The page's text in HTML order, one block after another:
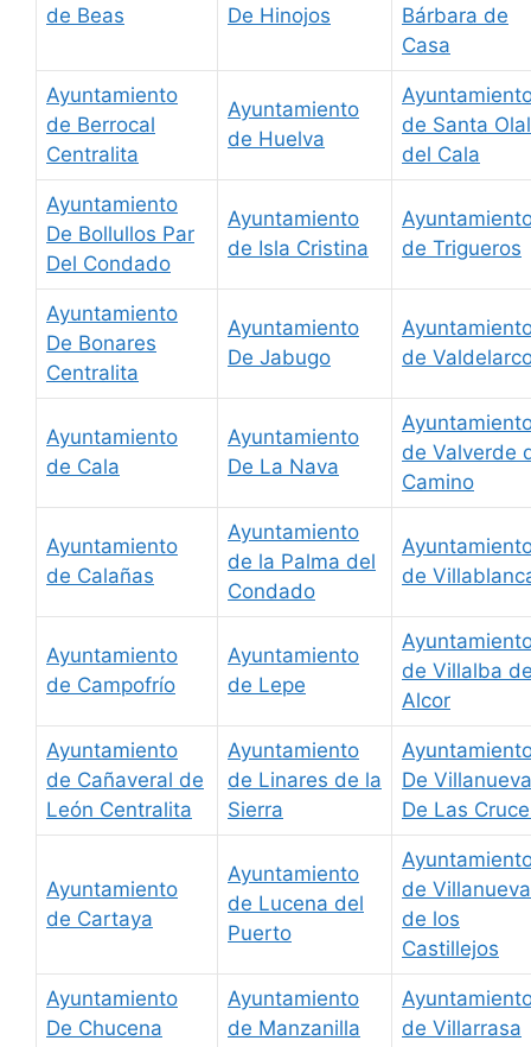
de Beas
De Hinojos
Bárbara de
Casa
Ayuntamiento
de Berrocal
Centralita
Ayuntamiento
de Huelva
de Santa
del Cala
Ayuntamiento
De Bollullos Par
Del Condado
Ayuntamiento
de Isla Cristina
de Trigueros
Ayuntamiento
De Bonares
Centralita
Ayuntamiento
De Jabugo
de
Ayuntamiento
de Cala
Ayuntamiento
De La Nava
de Valverde
Camino
Ayuntamiento
de Calañas
Ayuntamiento
de la Palma del
Condado
de
Ayuntamiento
de Campofrío
Ayuntamiento
de Lepe
de Villalba
Alcor
Ayuntamiento
de Cañaveral de
León Centralita
Ayuntamiento
de Linares de la
Sierra
De Villanueva
De Las
Ayuntamiento
de Cartaya
Ayuntamiento
de Lucena del
Puerto
de Villanueva
de los
Castillejos
Ayuntamiento
De Chucena
Ayuntamiento
de Manzanilla
de Villarrasa